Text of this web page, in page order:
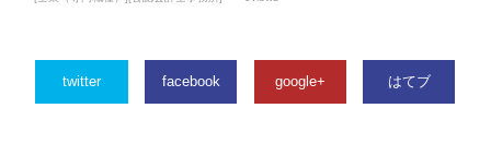
twitter facebook google+ はてブ